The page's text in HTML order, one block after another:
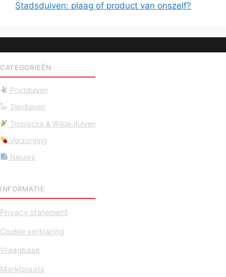
Stadsduiven: plaag of product van onszelf?
CATEGORIEËN
Postduiven
Sierduiven
Tropische & Wilde duiven
Verzorging
Nieuws
INFORMATIE
Privacy statement
Cookie verklaring
Vraagbaak
Marktplaats